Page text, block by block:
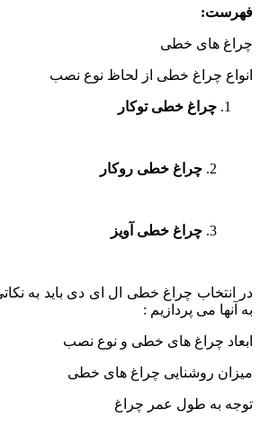
فهرست:
چراغ های خطی
انواع چراغ خطی از لحاظ نوع نصب
چراغ خطی توکار
2. چراغ خطی روکار
3. چراغ خطی آویز
در انتخاب چراغ خطی ال ای دی باید به
به آنها می پردازیم :
ابعاد چراغ های خطی و نوع نصب
میزان روشنایی چراغ های خطی
توجه به طول عمر چراغ